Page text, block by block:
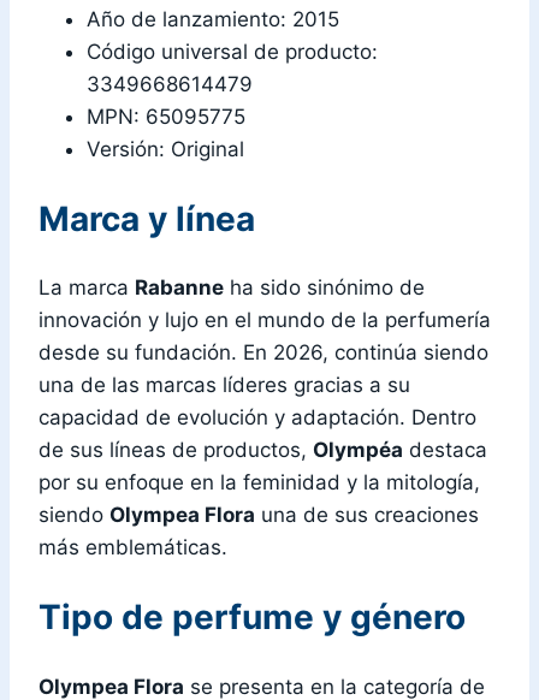
Año de lanzamiento: 2015
Código universal de producto:
3349668614479
MPN: 65095775
Versión: Original
Marca y línea
La marca Rabanne ha sido sinónimo de
innovación y lujo en el mundo de la perfumería
desde su fundación. En 2026, continúa siendo
una de las marcas líderes gracias a su
capacidad de evolución y adaptación. Dentro
de sus líneas de productos, Olympéa destaca
por su enfoque en la feminidad y la mitología,
siendo Olympea Flora una de sus creaciones
más emblemáticas.
Tipo de perfume y género
Olympea Flora se presenta en la categoría de